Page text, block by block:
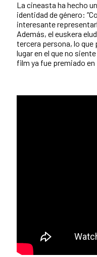
La cineasta ha hecho
identidad de género:
interesante
Además, el euskera
tercera persona, lo que
lugar en el que no
film ya fue premiado en